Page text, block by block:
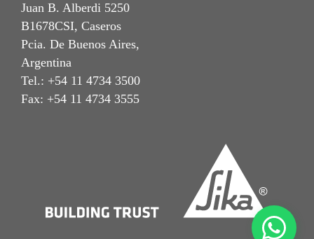
Juan B. Alberdi 5250
B1678CSI, Caseros
Pcia. De Buenos Aires,
Argentina
Tel.: +54 11 4734 3500
Fax: +54 11 4734 3555